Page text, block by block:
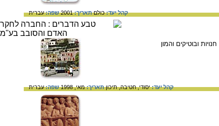
קהל יעד:כולםתאריך:2001 שפה:עברית
ובוטיקים והמון
קהל יעד:יסודי,חטיבה,תיכוןתאריך:מאי, 1998 שפה:עברית